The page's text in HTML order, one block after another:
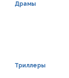
Драмы
Триллеры